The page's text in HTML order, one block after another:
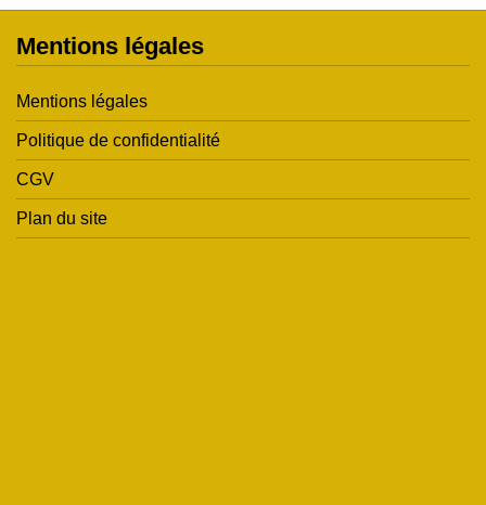
Mentions légales
Mentions légales
Politique de confidentialité
CGV
Plan du site